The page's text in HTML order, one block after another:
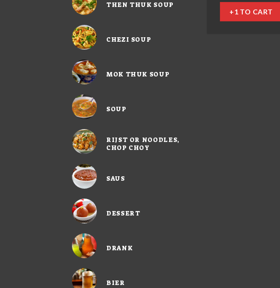
THEN THUK SOUP
CHEZI SOUP
MOK THUK SOUP
SOUP
RIJST OR NOODLES,
CHOP CHOY
SAUS
DESSERT
DRANK
BIER
+1 TO CART